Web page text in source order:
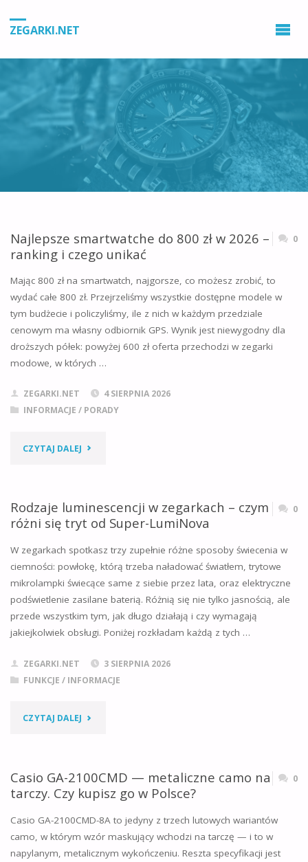
ZEGARKI.NET
Najlepsze smartwatche do 800 zł w 2026 –
ranking i czego unikać
0
Mając 800 zł na smartwatch, najgorsze, co możesz zrobić, to
wydać całe 800 zł. Przejrzeliśmy wszystkie dostępne modele w
tym budżecie i policzyliśmy, ile z nich w każdym przedziale
cenowym ma własny odbiornik GPS. Wynik jest niewygodny dla
droższych półek: powyżej 600 zł oferta przechodzi w zegarki
modowe, w których …
ZEGARKI.NET
4 SIERPNIA 2026
INFORMACJE / PORADY
CZYTAJ DALEJ "NAJLEPSZE
DO
800
ZŁ
W
2026
–
RANKING
CZEGO
Rodzaje luminescencji w zegarkach – czym
różni się tryt od Super-LumiNova
0
W zegarkach spotkasz trzy zupełnie różne sposoby świecenia w
ciemności: powłokę, którą trzeba naładować światłem, trytowe
mikrolampki świecące same z siebie przez lata, oraz elektryczne
podświetlenie zasilane baterią. Różnią się nie tylko jasnością, ale
przede wszystkim tym, jak długo działają i czy wymagają
jakiejkolwiek obsługi. Poniżej rozkładam każdą z tych …
ZEGARKI.NET
3 SIERPNIA 2026
FUNKCJE / INFORMACJE
CZYTAJ DALEJ "RODZAJE
W
ZEGARKACH
–
CZYM
Casio GA-2100CMD — metaliczne camo na
tarczy. Czy kupisz go w Polsce?
0
Casio GA-2100CMD-8A to jedyny z trzech lutowych wariantów
camo, w którym wzór maskujący wchodzi na tarczę — i to w
napylanym, metalicznym wykończeniu. Reszta specyfikacji jest